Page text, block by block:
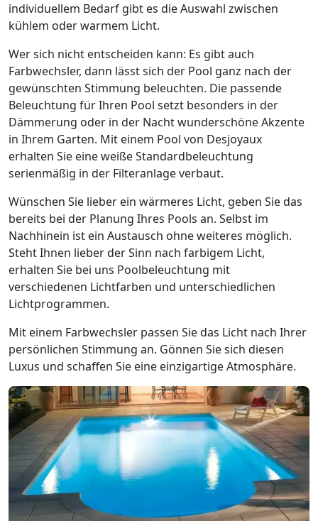
individuellem Bedarf gibt es die Auswahl zwischen
kühlem oder warmem Licht.
Wer sich nicht entscheiden kann: Es gibt auch
Farbwechsler, dann lässt sich der Pool ganz nach der
gewünschten Stimmung beleuchten. Die passende
Beleuchtung für Ihren Pool setzt besonders in der
Dämmerung oder in der Nacht wunderschöne Akzente
in Ihrem Garten. Mit einem Pool von Desjoyaux
erhalten Sie eine weiße Standardbeleuchtung
serienmäßig in der Filteranlage verbaut.
Wünschen Sie lieber ein wärmeres Licht, geben Sie das
bereits bei der Planung Ihres Pools an. Selbst im
Nachhinein ist ein Austausch ohne weiteres möglich.
Steht Ihnen lieber der Sinn nach farbigem Licht,
erhalten Sie bei uns Poolbeleuchtung mit
verschiedenen Lichtfarben und unterschiedlichen
Lichtprogrammen.
Mit einem Farbwechsler passen Sie das Licht nach Ihrer
persönlichen Stimmung an. Gönnen Sie sich diesen
Luxus und schaffen Sie eine einzigartige Atmosphäre.